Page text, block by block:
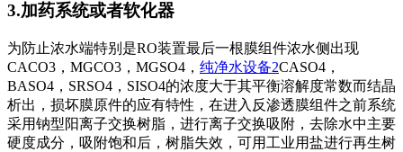
3.加药系统或者软化器
为防止浓水端特别是RO装置最后一根膜组件浓水侧出现
CACO3，MGCO3，MGSO4， 纯净水设备2CASO4，
BASO4，SRSO4，SISO4的浓度大于其平衡溶解度常数而结晶
析出，损坏膜原件的应有特性，在进入反渗透膜组件之前系统
采用钠型阳离子交换树脂，进行离子交换吸附，去除水中主要
硬度成分，吸附饱和后，树脂失效，可用工业用盐进行再生树